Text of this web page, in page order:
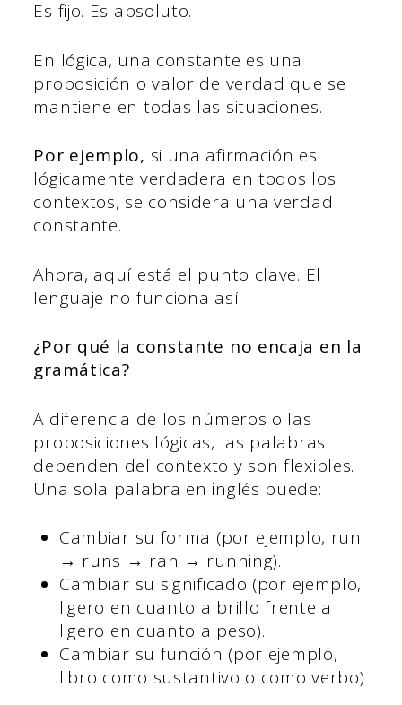
Es fijo. Es absoluto.
En lógica, una constante es una
proposición o valor de verdad que se
mantiene en todas las situaciones.
Por ejemplo, si una afirmación es
lógicamente verdadera en todos los
contextos, se considera una verdad
constante.
Ahora, aquí está el punto clave. El
lenguaje no funciona así.
¿Por qué la constante no encaja en la
gramática?
A diferencia de los números o las
proposiciones lógicas, las palabras
dependen del contexto y son flexibles.
Una sola palabra en inglés puede:
Cambiar su forma (por ejemplo, run
→ runs → ran → running).
Cambiar su significado (por ejemplo,
ligero en cuanto a brillo frente a
ligero en cuanto a peso).
Cambiar su función (por ejemplo,
libro como sustantivo o como verbo)